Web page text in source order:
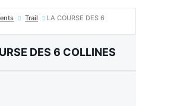
Trail
LA COURSE DES 6
DES 6 COLLINES